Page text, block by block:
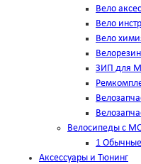
Вело
Вело
Вело
ЗИП для
Велосипеды с
1
Аксессуары и Тюнинг